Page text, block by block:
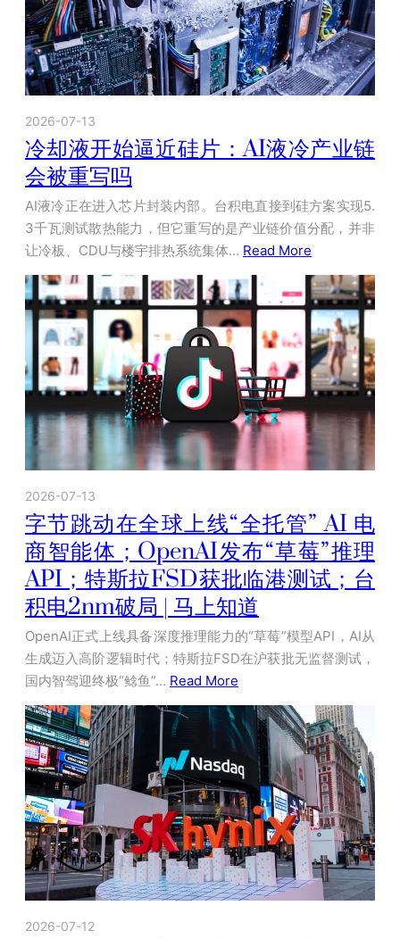
2026-07-13
冷却液开始逼近硅片：AI液冷产业链
会被重写吗
AI液冷正在进入芯片封装内部。台积电直接到硅方案实现5.
3千瓦测试散热能力，但它重写的是产业链价值分配，并非
让冷板、CDU与楼宇排热系统集体… Read More
2026-07-13
字节跳动在全球上线“全托管” AI 电
商智能体；OpenAI发布“草莓”推理
API；特斯拉FSD获批临港测试；台
积电2nm破局 | 马上知道
OpenAI正式上线具备深度推理能力的“草莓”模型API，AI从
生成迈入高阶逻辑时代；特斯拉FSD在沪获批无监督测试，
国内智驾迎终极“鲶鱼”… Read More
2026-07-12